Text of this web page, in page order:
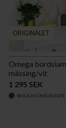
ORIGINALET
Omega
mässing/vit
1 295 SEK
SKICKAS OMGÅENDE